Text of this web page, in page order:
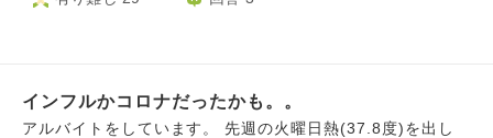
か。神様に救われ愛の繋がりに戻りたい。
インフルかコロナだったかも。。
アルバイトをしています。 先週の火曜日熱(37.8度)を出し